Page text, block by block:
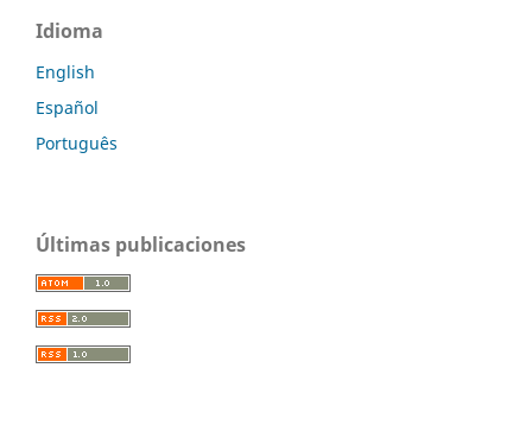
Idioma
English
Español
Português
Últimas publicaciones